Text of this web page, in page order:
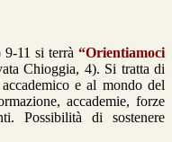
9-11 si terrà “Orientiamoci
Chioggia, 4). Si tratta di
e al mondo del
accademie, forze
Possibilità di sostenere